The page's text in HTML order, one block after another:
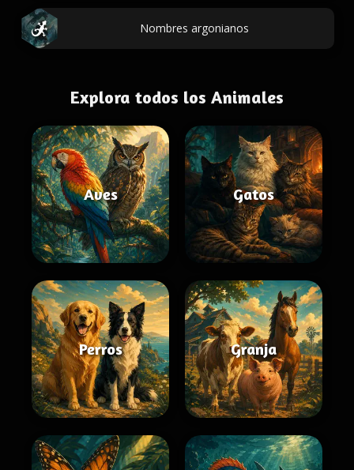
Nombres argonianos
Explora todos los Animales
Aves Gatos
Perros Granja